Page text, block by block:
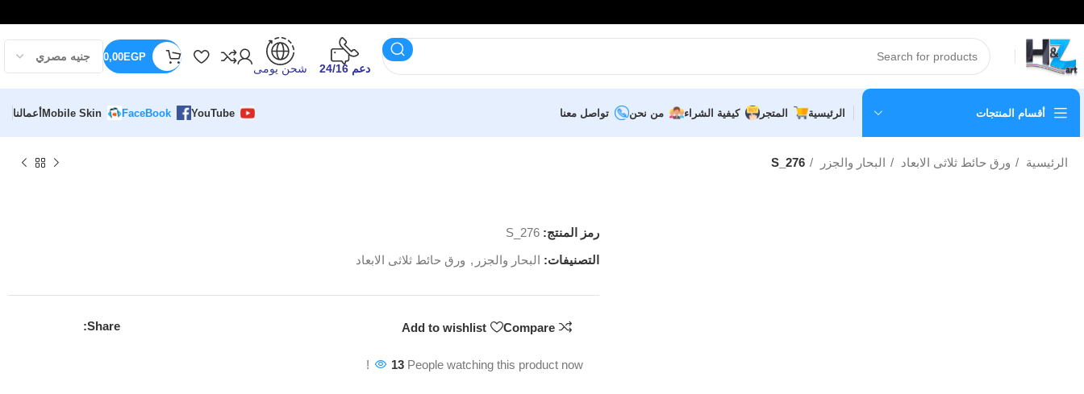
دعم 24/16 شحن يومى
0,00EGP
أقسام المنتجات الرئيسية المتجر كيفية الشراء من نحن تواصل معنا YouTube
FaceBook
Mobile Skinأعمالنا
الرئيسية ورق حائط ثلاثى الابعاد البحار والجزر S_276
رمز المنتج: S_276
التصنيفات: البحار والجزر , ورق حائط ثلاثى الابعاد
Compare
Add to wishlist
Share:
13 People watching this product now!